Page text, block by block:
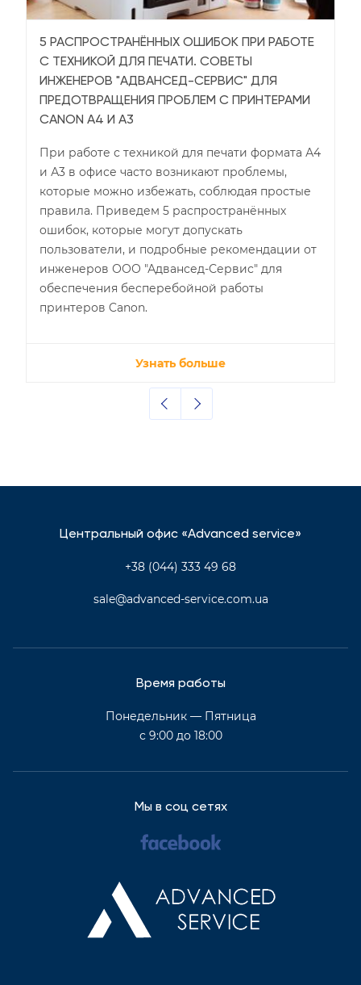
5 РАСПРОСТРАНЁННЫХ ОШИБОК ПРИ РАБОТЕ
С ТЕХНИКОЙ ДЛЯ ПЕЧАТИ. СОВЕТЫ
ИНЖЕНЕРОВ "АДВАНСЕД-СЕРВИС" ДЛЯ
ПРЕДОТВРАЩЕНИЯ ПРОБЛЕМ С ПРИНТЕРАМИ
CANON А4 И А3
При работе с техникой для печати формата А4
и А3 в офисе часто возникают проблемы,
которые можно избежать, соблюдая простые
правила. Приведем 5 распространённых
ошибок, которые могут допускать
пользователи, и подробные рекомендации от
инженеров ООО "Адвансед-Сервис" для
обеспечения бесперебойной работы
принтеров Canon.
Узнать больше
Центральный офис «Advanced service»
+38 (044) 333 49 68
sale@advanced-service.com.ua
Время работы
Понедельник — Пятница
с 9:00 до 18:00
Мы в соц сетях